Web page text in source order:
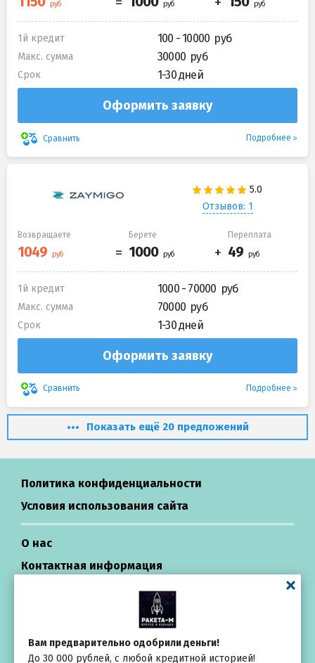
1й кредит 100 - 10000
Макс. сумма 30000
Срок 1-30 дней
Оформить заявку
Сравнить Подробнее
Отзывов: 1
Возвращаете Берете Переплата
1й кредит 1000 - 70000
Макс. сумма 70000
Срок 1-30 дней
Оформить заявку
Сравнить Подробнее
Вам предварительно одобрили деньги!
До 30 000 рублей, с любой кредитной историей!
Показать ещё 20 предложений
Политика конфиденциальности
Условия использования сайта
О нас
Контактная информация
Займы в России